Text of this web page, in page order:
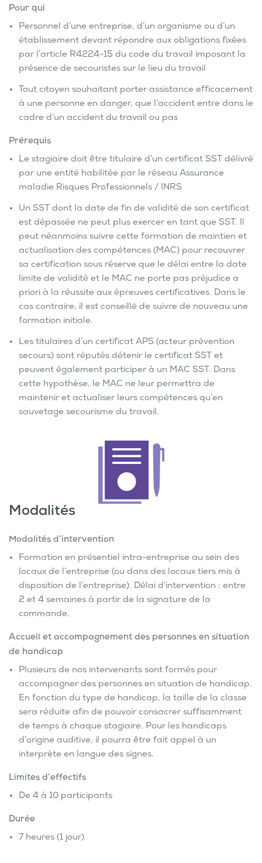
Pour qui
Personnel d’une entreprise, d’un organisme ou d’un
établissement devant répondre aux obligations fixées
par l’article R4224-15 du code du travail imposant la
présence de secouristes sur le lieu du travail
Tout citoyen souhaitant porter assistance efficacement
à une personne en danger, que l’accident entre dans le
cadre d’un accident du travail ou pas
Prérequis
Le stagiaire doit être titulaire d’un certificat SST délivré
par une entité habilitée par le réseau Assurance
maladie Risques Professionnels / INRS
Un SST dont la date de fin de validité de son certificat
est dépassée ne peut plus exercer en tant que SST. Il
peut néanmoins suivre cette formation de maintien et
actualisation des compétences (MAC) pour recouvrer
sa certification sous réserve que le délai entre la date
limite de validité et le MAC ne porte pas préjudice a
priori à la réussite aux épreuves certificatives. Dans le
cas contraire, il est conseillé de suivre de nouveau une
formation initiale.
Les titulaires d’un certificat APS (acteur prévention
secours) sont réputés détenir le certificat SST et
peuvent également participer à un MAC SST. Dans
cette hypothèse, le MAC ne leur permettra de
maintenir et actualiser leurs compétences qu’en
sauvetage secourisme du travail.
Modalités
Modalités d’intervention
Formation en présentiel intra-entreprise au sein des
locaux de l’entreprise (ou dans des locaux tiers mis à
disposition de l’entreprise). Délai d’intervention : entre
2 et 4 semaines à partir de la signature de la
commande.
Accueil et accompagnement des personnes en situation
de handicap
Plusieurs de nos intervenants sont formés pour
accompagner des personnes en situation de handicap.
En fonction du type de handicap, la taille de la classe
sera réduite afin de pouvoir consacrer suffisamment
de temps à chaque stagiaire. Pour les handicaps
d’origine auditive, il pourra être fait appel à un
interprète en langue des signes.
Limites d’effectifs
De 4 à 10 participants
Durée
7 heures (1 jour)